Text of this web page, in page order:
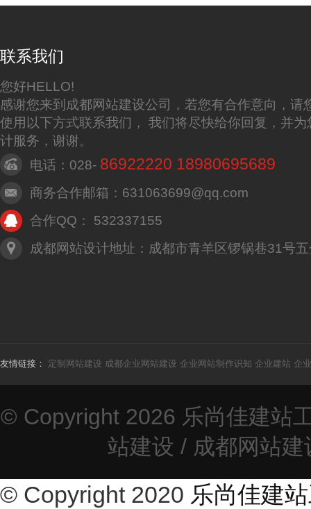
联系我们
您好HELLO!
感谢您来到成都网站建设公司，若您有合作意向，请
使用以下方式联系我们， 我们将尽快给你回复，并
计服务，谢谢。
电话：028- 86922220 18980695689
商务合作邮箱：631063699@qq.com
合作QQ： 532337155
成都网站设计地址：成都市青羊区锣锅巷31号
友情链接： 定制网站建设 成都企业网站建设 企业网站制作识知 企业建站 企
© Copyright 2026 乐尚佳建站
站建设 / 成都网站建
© Copyright 2020 乐尚佳建